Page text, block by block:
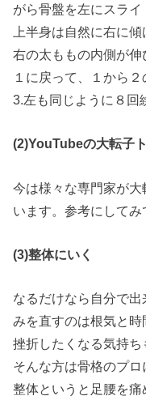
がら骨盤を左にスライ
上半身は自然に右に傾
右の太ももの内側が伸
１に戻って、１から
3.左も同じように８回
(2)YouTubeの大転子
今は様々な専門家が
います。参考にしてみ
(3)整体にいく
なるだけなら自分で
みを直すのは根気と時
挫折したくなる気持
そんな方は骨格のプロ
整体というと足腰を